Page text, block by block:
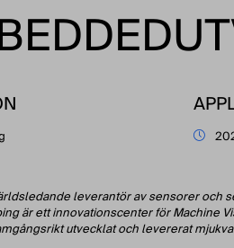
leverantör av sensorer och
är ett innovationscenter för Machine
utvecklat och levererat